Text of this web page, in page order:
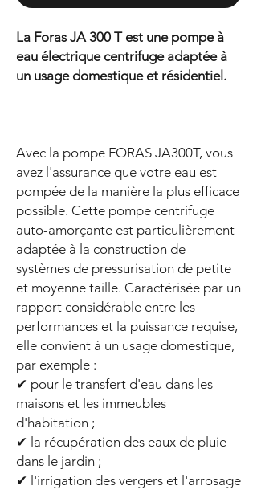
La Foras JA 300 T est une pompe à
eau électrique centrifuge adaptée à
un usage domestique et résidentiel.
Avec la pompe FORAS JA300T, vous
avez l'assurance que votre eau est
pompée de la manière la plus efficace
possible. Cette pompe centrifuge
auto-amorçante est particulièrement
adaptée à la construction de
systèmes de pressurisation de petite
et moyenne taille. Caractérisée par un
rapport considérable entre les
performances et la puissance requise,
elle convient à un usage domestique,
par exemple :
✔ pour le transfert d'eau dans les
maisons et les immeubles
d'habitation ;
✔ la récupération des eaux de pluie
dans le jardin ;
✔ l'irrigation des vergers et l'arrosage